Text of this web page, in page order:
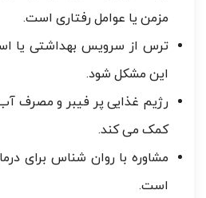
مزمن یا عوامل رفتاری است.
ترس از سرویس بهداشتی یا
این مشکل شود.
رژیم غذایی پر فیبر و مصرف
کمک می کند.
مشاوره با روان شناس برای
است.